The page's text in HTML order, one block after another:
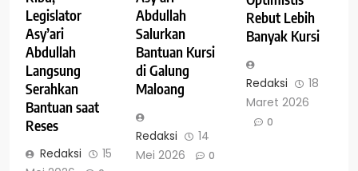
Legislator
Asy’ari
Abdullah
Langsung
Serahkan
Bantuan saat
Reses
Redaksi
15
Abdullah
Salurkan
Bantuan Kursi
di Galung
Maloang
Redaksi
14
Mei 2026
0
Rebut Lebih
Banyak Kursi
Redaksi
18
Maret 2026
0